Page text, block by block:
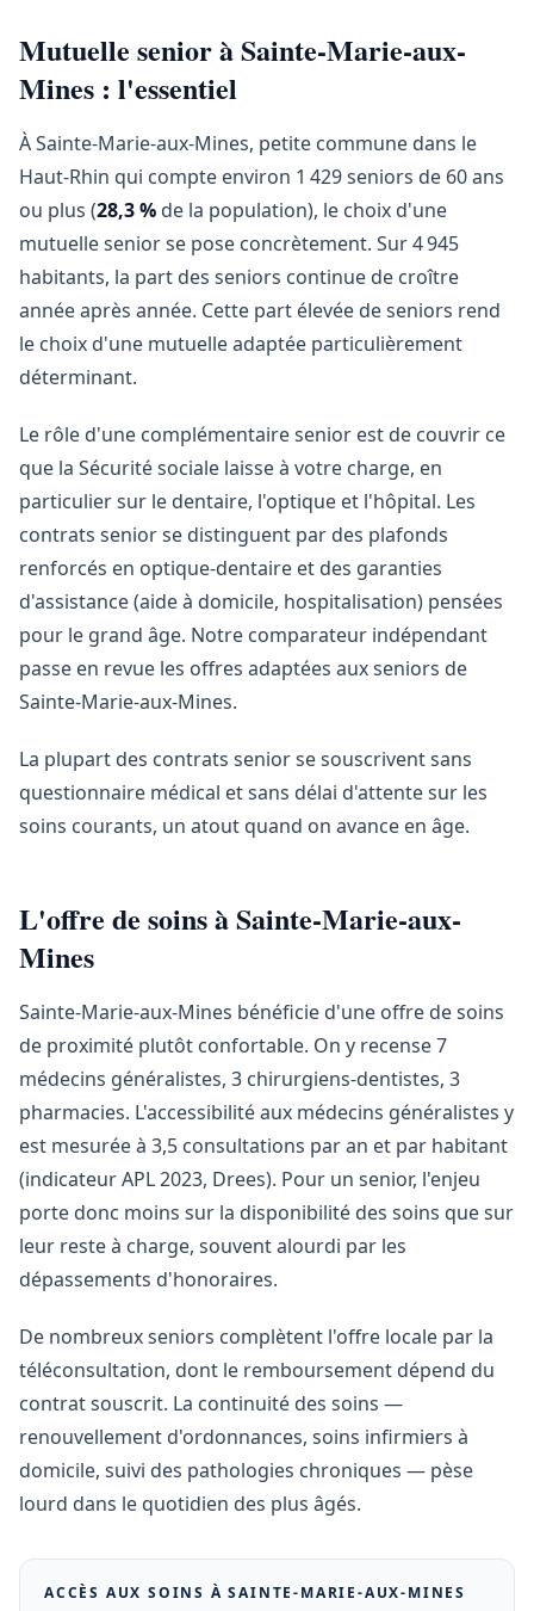
Mutuelle senior à Sainte-Marie-aux-
Mines : l'essentiel
À Sainte-Marie-aux-Mines, petite commune dans le
Haut-Rhin qui compte environ 1 429 seniors de 60 ans
ou plus (28,3 % de la population), le choix d'une
mutuelle senior se pose concrètement. Sur 4 945
habitants, la part des seniors continue de croître
année après année. Cette part élevée de seniors rend
le choix d'une mutuelle adaptée particulièrement
déterminant.
Le rôle d'une complémentaire senior est de couvrir ce
que la Sécurité sociale laisse à votre charge, en
particulier sur le dentaire, l'optique et l'hôpital. Les
contrats senior se distinguent par des plafonds
renforcés en optique-dentaire et des garanties
d'assistance (aide à domicile, hospitalisation) pensées
pour le grand âge. Notre comparateur indépendant
passe en revue les offres adaptées aux seniors de
Sainte-Marie-aux-Mines.
La plupart des contrats senior se souscrivent sans
questionnaire médical et sans délai d'attente sur les
soins courants, un atout quand on avance en âge.
L'offre de soins à Sainte-Marie-aux-
Mines
Sainte-Marie-aux-Mines bénéficie d'une offre de soins
de proximité plutôt confortable. On y recense 7
médecins généralistes, 3 chirurgiens-dentistes, 3
pharmacies. L'accessibilité aux médecins généralistes y
est mesurée à 3,5 consultations par an et par habitant
(indicateur APL 2023, Drees). Pour un senior, l'enjeu
porte donc moins sur la disponibilité des soins que sur
leur reste à charge, souvent alourdi par les
dépassements d'honoraires.
De nombreux seniors complètent l'offre locale par la
téléconsultation, dont le remboursement dépend du
contrat souscrit. La continuité des soins —
renouvellement d'ordonnances, soins infirmiers à
domicile, suivi des pathologies chroniques — pèse
lourd dans le quotidien des plus âgés.
ACCÈS AUX SOINS ÀSAINTE-MARIE-AUX-MINES